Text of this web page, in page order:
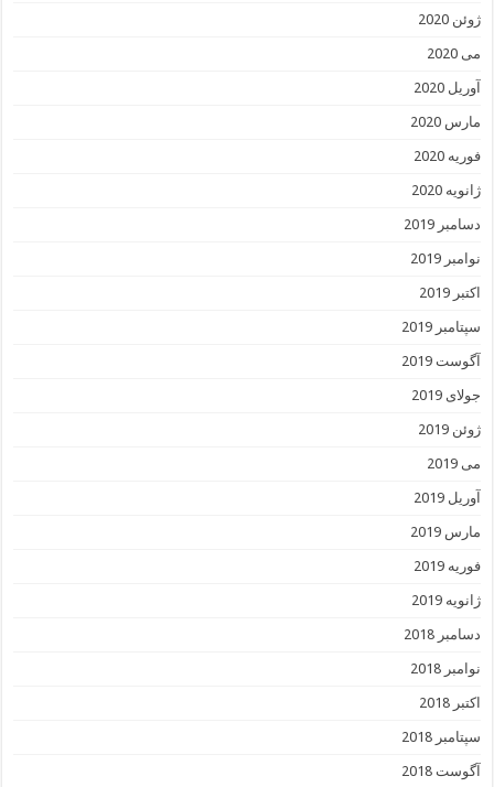
ژوئن 2020
می 2020
آوریل 2020
مارس 2020
فوریه 2020
ژانویه 2020
دسامبر 2019
نوامبر 2019
اکتبر 2019
سپتامبر 2019
آگوست 2019
جولای 2019
ژوئن 2019
می 2019
آوریل 2019
مارس 2019
فوریه 2019
ژانویه 2019
دسامبر 2018
نوامبر 2018
اکتبر 2018
سپتامبر 2018
آگوست 2018